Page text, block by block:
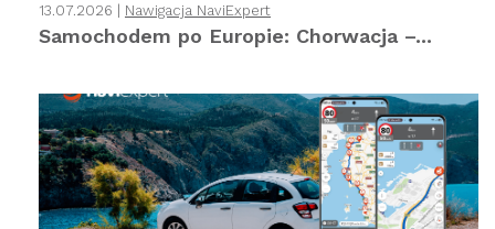
13.07.2026 | Nawigacja NaviExpert
Samochodem po Europie: Chorwacja –...